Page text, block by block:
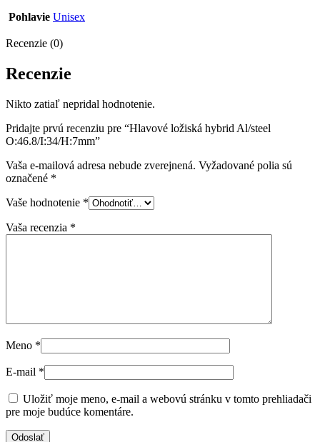
Pohlavie Unisex
Recenzie (0)
Recenzie
Nikto zatiaľ nepridal hodnotenie.
Pridajte prvú recenziu pre “Hlavové ložiská hybrid Al/steel
O:46.8/I:34/H:7mm”
Vaša e-mailová adresa nebude zverejnená. Vyžadované polia sú
označené *
Vaše hodnotenie *
Vaša recenzia *
Meno *
E-mail *
Uložiť moje meno, e-mail a webovú stránku v tomto prehliadači
pre moje budúce komentáre.